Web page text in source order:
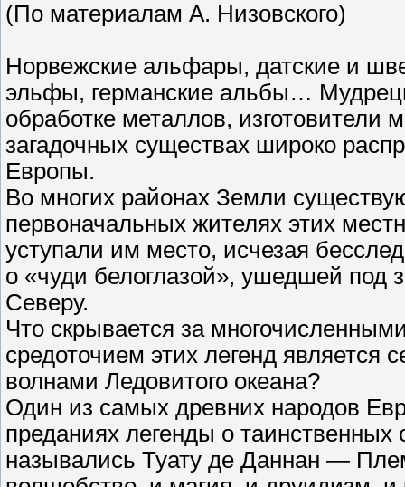
(По материалам А. Низовского)
Норвежские альфары, датские и
эльфы, германские альбы…
обработке металлов,
загадочных существах широко
Европы.
Во многих районах Земли
первоначальных жителях этих
уступали им место, исчезая
о «чуди белоглазой», ушедшей
Северу.
Что скрывается за
средоточием этих легенд является
волнами Ледовитого океана?
Один из самых древних народов
преданиях легенды о
назывались Туату де Даннан —